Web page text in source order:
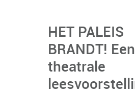
HET PALEIS
BRANDT! Een
theatrale